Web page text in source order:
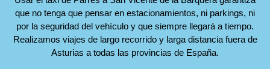
que no tenga que pensar en estacionamientos, ni parkings, ni
por la seguridad del vehículo y que siempre llegará a tiempo.
Realizamos viajes de largo recorrido y larga distancia fuera de
Asturias a todas las provincias de España.